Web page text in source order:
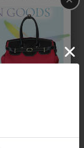
また、メッキ
境や体質によ